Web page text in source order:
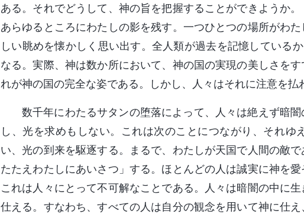
ある。それでどうして、神の旨を把握することができようか
あらゆるところにわたしの影を残す。一つひとつの場所がわ
しい眺めを懐かしく思い出す。全人類が過去を記憶している
なる。実際、神は数か所において、神の国の実現の美しさを
れが神の国の完全な姿である。しかし、人々はそれに注意を払
数千年にわたるサタンの堕落によって、人々は絶えず暗
し、光を求めもしない。これは次のことにつながり、それ
い、光の到来を駆逐する。まるで、わたしが天国で人間の敵
たたえわたしにあいさつ」する。ほとんどの人は誠実に神を
これは人々にとって不可解なことである。人々は暗闇の中に
仕える。すなわち、すべての人は自分の観念を用いて神に仕